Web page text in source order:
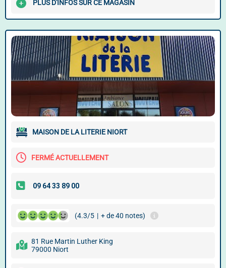
PLUS D'INFOS SUR CE MAGASIN
MAISON DE LA LITERIE NIORT
FERMÉ ACTUELLEMENT
(4.3/5 | + de 40 notes)
81 Rue Martin Luther King
79000 Niort